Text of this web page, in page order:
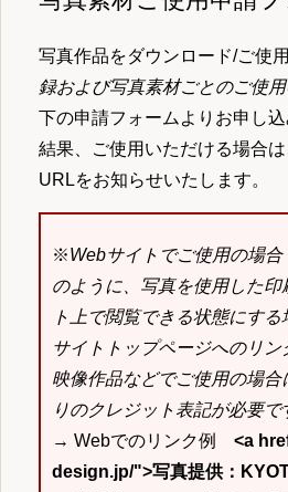
写真作品をダウンロード/ご使
録および写真素材ごとのご使
下の申請フォームよりお申し
結果、ご使用いただける場合
URLをお知らせいたします。
※Webサイトでご使用の場
のように、写真を使用した印
ト上で閲覧できる状態にす
サイトトップページへのリ
映像作品などでご使用の場合
りのクレジット表記が必要で
→ Webでのリンク例 <a
design.jp/">写真提供：